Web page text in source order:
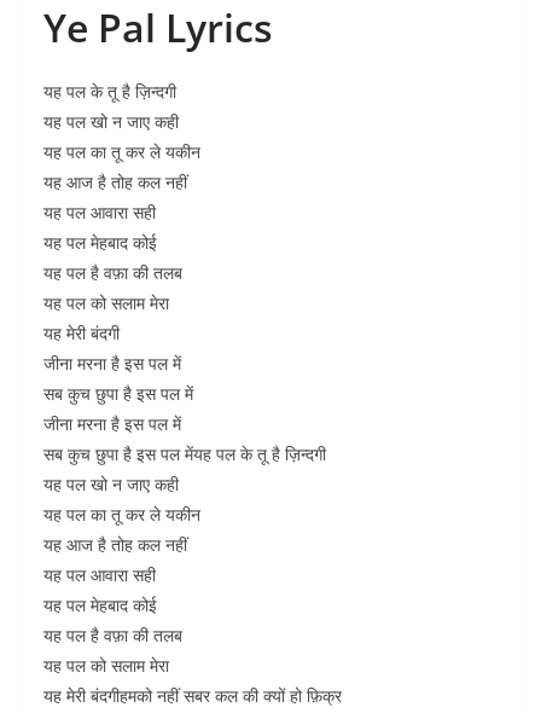
Ye Pal Lyrics
यह पल के तू है ज़िन्दगी
यह पल खो न जाए कही
यह पल का तू कर ले यकीन
यह आज है तोह कल नहीं
यह पल आवारा सही
यह पल मेहबाद कोई
यह पल है वफ़ा की तलब
यह पल को सलाम मेरा
यह मेरी बंदगी
जीना मरना है इस पल में
सब कुच छुपा है इस पल में
जीना मरना है इस पल में
सब कुच छुपा है इस पल मेंयह पल के तू है ज़िन्दगी
यह पल खो न जाए कही
यह पल का तू कर ले यकीन
यह आज है तोह कल नहीं
यह पल आवारा सही
यह पल मेहबाद कोई
यह पल है वफ़ा की तलब
यह पल को सलाम मेरा
यह मेरी बंदगीहमको नहीं सबर कल की क्यों हो फ़िक्र